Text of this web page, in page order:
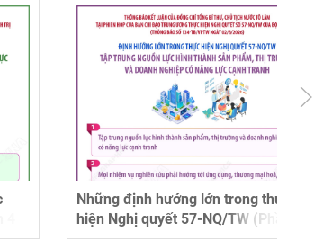
Những định hướng lớn trong thực
hiện Nghị quyết 57-NQ/TW (Phần 3)